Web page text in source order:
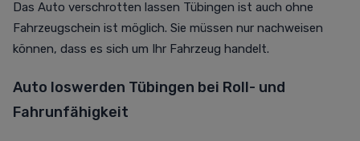
Das Auto verschrotten lassen Tübingen ist auch ohne
Fahrzeugschein ist möglich. Sie müssen nur nachweisen
können, dass es sich um Ihr Fahrzeug handelt.
Auto loswerden Tübingen bei Roll- und
Fahrunfähigkeit